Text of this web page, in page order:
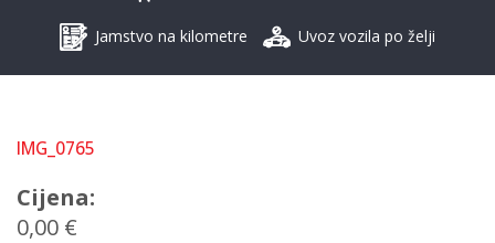
Jamstvo na kilometre Uvoz vozila po želji
IMG_0765
Cijena:
0,00 €